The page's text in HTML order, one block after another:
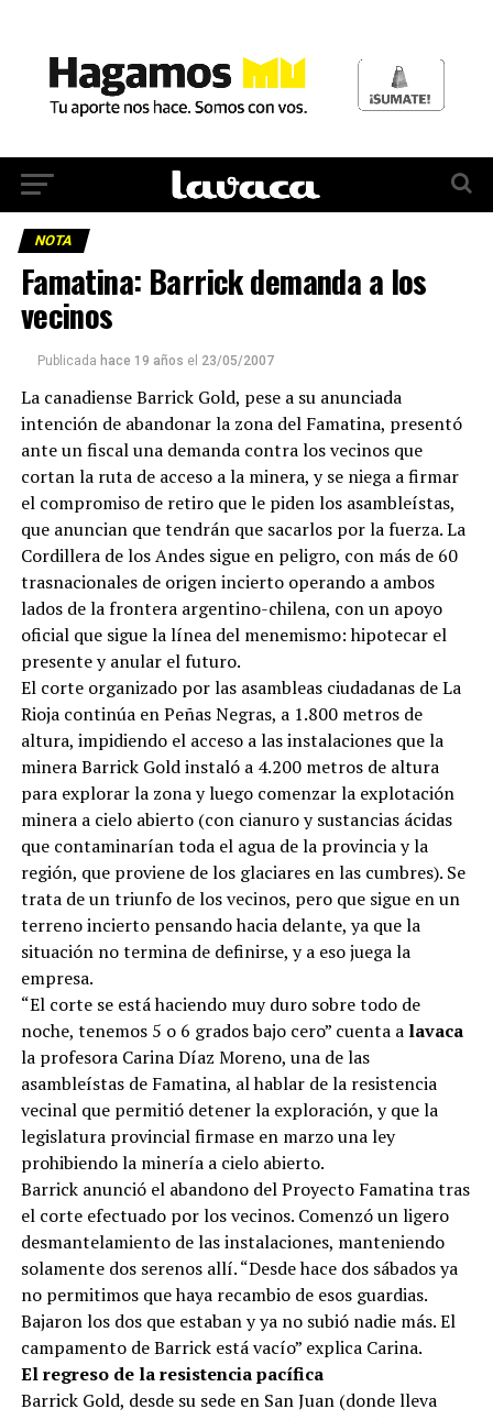
NOTA
Famatina: Barrick demanda a los
vecinos
Publicada hace 19 años el 23/05/2007
La canadiense Barrick Gold, pese a su anunciada
intención de abandonar la zona del Famatina, presentó
ante un fiscal una demanda contra los vecinos que
cortan la ruta de acceso a la minera, y se niega a firmar
el compromiso de retiro que le piden los asambleístas,
que anuncian que tendrán que sacarlos por la fuerza. La
Cordillera de los Andes sigue en peligro, con más de 60
trasnacionales de origen incierto operando a ambos
lados de la frontera argentino-chilena, con un apoyo
oficial que sigue la línea del menemismo: hipotecar el
presente y anular el futuro.
El corte organizado por las asambleas ciudadanas de La
Rioja continúa en Peñas Negras, a 1.800 metros de
altura, impidiendo el acceso a las instalaciones que la
minera Barrick Gold instaló a 4.200 metros de altura
para explorar la zona y luego comenzar la explotación
minera a cielo abierto (con cianuro y sustancias ácidas
que contaminarían toda el agua de la provincia y la
región, que proviene de los glaciares en las cumbres). Se
trata de un triunfo de los vecinos, pero que sigue en un
terreno incierto pensando hacia delante, ya que la
situación no termina de definirse, y a eso juega la
empresa.
“El corte se está haciendo muy duro sobre todo de
noche, tenemos 5 o 6 grados bajo cero” cuenta a lavaca
la profesora Carina Díaz Moreno, una de las
asambleístas de Famatina, al hablar de la resistencia
vecinal que permitió detener la exploración, y que la
legislatura provincial firmase en marzo una ley
prohibiendo la minería a cielo abierto.
Barrick anunció el abandono del Proyecto Famatina tras
el corte efectuado por los vecinos. Comenzó un ligero
desmantelamiento de las instalaciones, manteniendo
solamente dos serenos allí. “Desde hace dos sábados ya
no permitimos que haya recambio de esos guardias.
Bajaron los dos que estaban y ya no subió nadie más. El
campamento de Barrick está vacío” explica Carina.
El regreso de la resistencia pacífica
Barrick Gold, desde su sede en San Juan (donde lleva